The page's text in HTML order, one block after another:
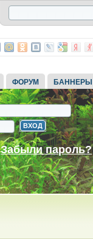
ФОРУМ БАННЕРЫ
Забыли пароль?